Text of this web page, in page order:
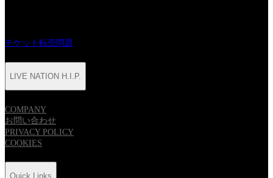
チケット転売問題
LIVE NATION H.I.P.
COMPANY
お問い合わせ
PRIVACY POLICY
COOKIES
Quick Links